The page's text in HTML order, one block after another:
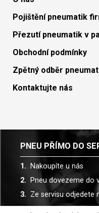
Pojištění pneumatik
Přezutí pneumatik v
Obchodní podmínky
Zpětný odběr
Kontaktujte nás
PNEU PŘÍMO DO
Nakoupíte u nás
Pneu dovezeme do
Ze servisu odjedete